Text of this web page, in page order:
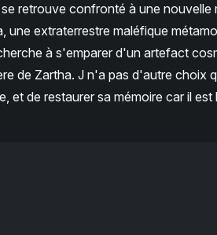
retrouve confronté à une nouvelle
une extraterrestre maléfique
à s'emparer d'un artefact
de Zartha. J n'a pas d'autre choix
et de restaurer sa mémoire car il est